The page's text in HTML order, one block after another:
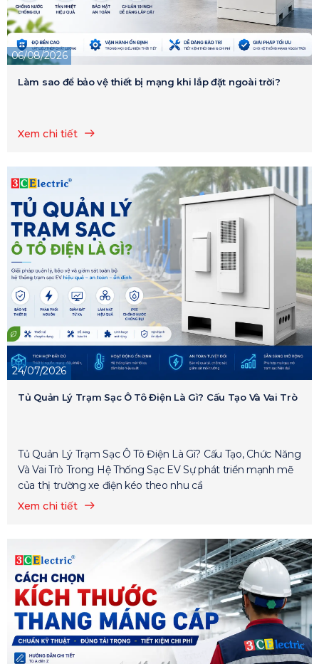
06/08/2026
Làm sao để bảo vệ thiết bị mạng khi lắp đặt ngoài trời?
Xem chi tiết
24/07/2026
Tủ Quản Lý Trạm Sạc Ô Tô Điện Là Gì? Cấu Tạo Và Vai Trò
Tủ Quản Lý Trạm Sạc Ô Tô Điện Là Gì? Cấu Tạo, Chức Năng
Và Vai Trò Trong Hệ Thống Sạc EV Sự phát triển mạnh mẽ
của thị trường xe điện kéo theo nhu cầ
Xem chi tiết